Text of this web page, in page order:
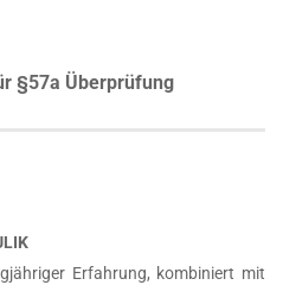
§57a Überprüfung
Erfahrung, kombiniert mit